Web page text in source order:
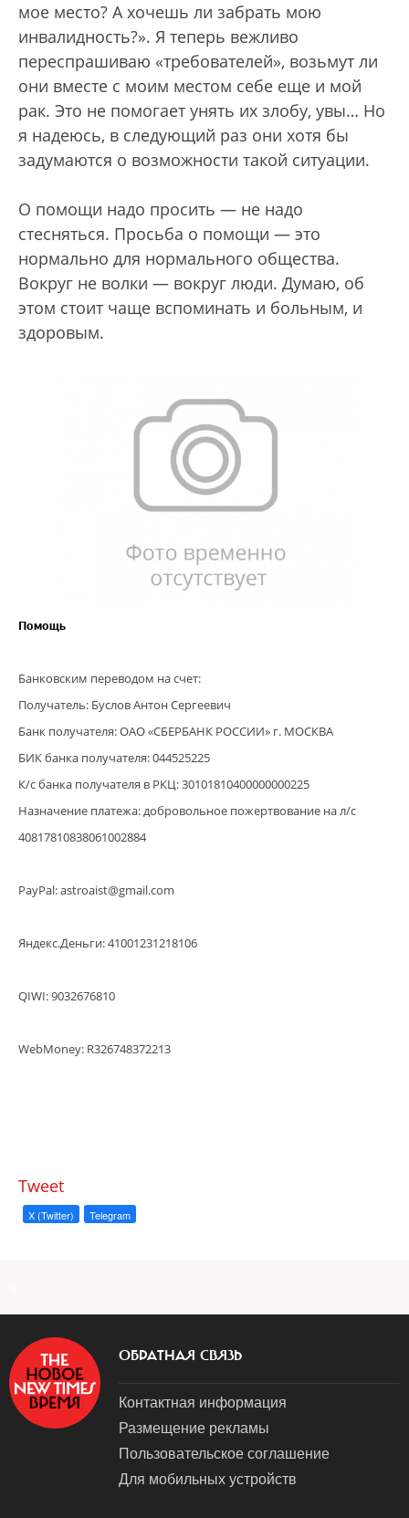
мое место? А хочешь ли забрать мою
инвалидность?». Я теперь вежливо
переспрашиваю «требователей», возьмут ли
они вместе с моим местом себе еще и мой
рак. Это не помогает унять их злобу, увы… Но
я надеюсь, в следующий раз они хотя бы
задумаются о возможности такой ситуации.
О помощи надо просить — не надо
стесняться. Просьба о помощи — это
нормально для нормального общества.
Вокруг не волки — вокруг люди. Думаю, об
этом стоит чаще вспоминать и больным, и
здоровым.
Помощь
Банковским переводом на счет:
Получатель: Буслов Антон Сергеевич
Банк получателя: ОАО «СБЕРБАНК РОССИИ» г. МОСКВА
БИК банка получателя: 044525225
К/с банка получателя в РКЦ: 30101810400000000225
Назначение платежа: добровольное пожертвование на л/с
40817810838061002884
PayPal: astroaist@gmail.com
Яндекс.Деньги: 41001231218106
QIWI: 9032676810
WebMoney: R326748372213
Tweet
X (Twitter) Telegram
ОБРАТНАЯ СВЯЗЬ
Контактная информация
Размещение рекламы
Пользовательское соглашение
Для мобильных устройств